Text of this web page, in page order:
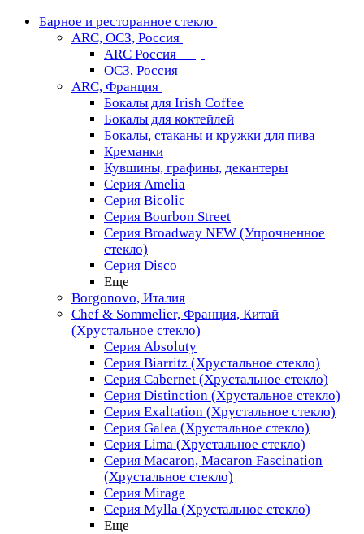
Барное и ресторанное стекло
ARC, ОСЗ, Россия
ARC Россия
ОСЗ, Россия
ARC, Франция
Бокалы для Irish Coffee
Бокалы для коктейлей
Бокалы, стаканы и кружки для пива
Креманки
Кувшины, графины, декантеры
Серия Amelia
Серия Bicolic
Серия Bourbon Street
Серия Broadway NEW (Упрочненное
стекло)
Серия Disco
Еще
Borgonovo, Италия
Chef & Sommelier, Франция, Китай
(Хрустальное стекло)
Серия Absoluty
Серия Biarritz (Хрустальное стекло)
Серия Cabernet (Хрустальное стекло)
Серия Distinction (Хрустальное стекло)
Серия Exaltation (Хрустальное стекло)
Серия Galea (Хрустальное стекло)
Серия Lima (Хрустальное стекло)
Серия Macaron, Macaron Fascination
(Хрустальное стекло)
Серия Mirage
Серия Mylla (Хрустальное стекло)
Еще